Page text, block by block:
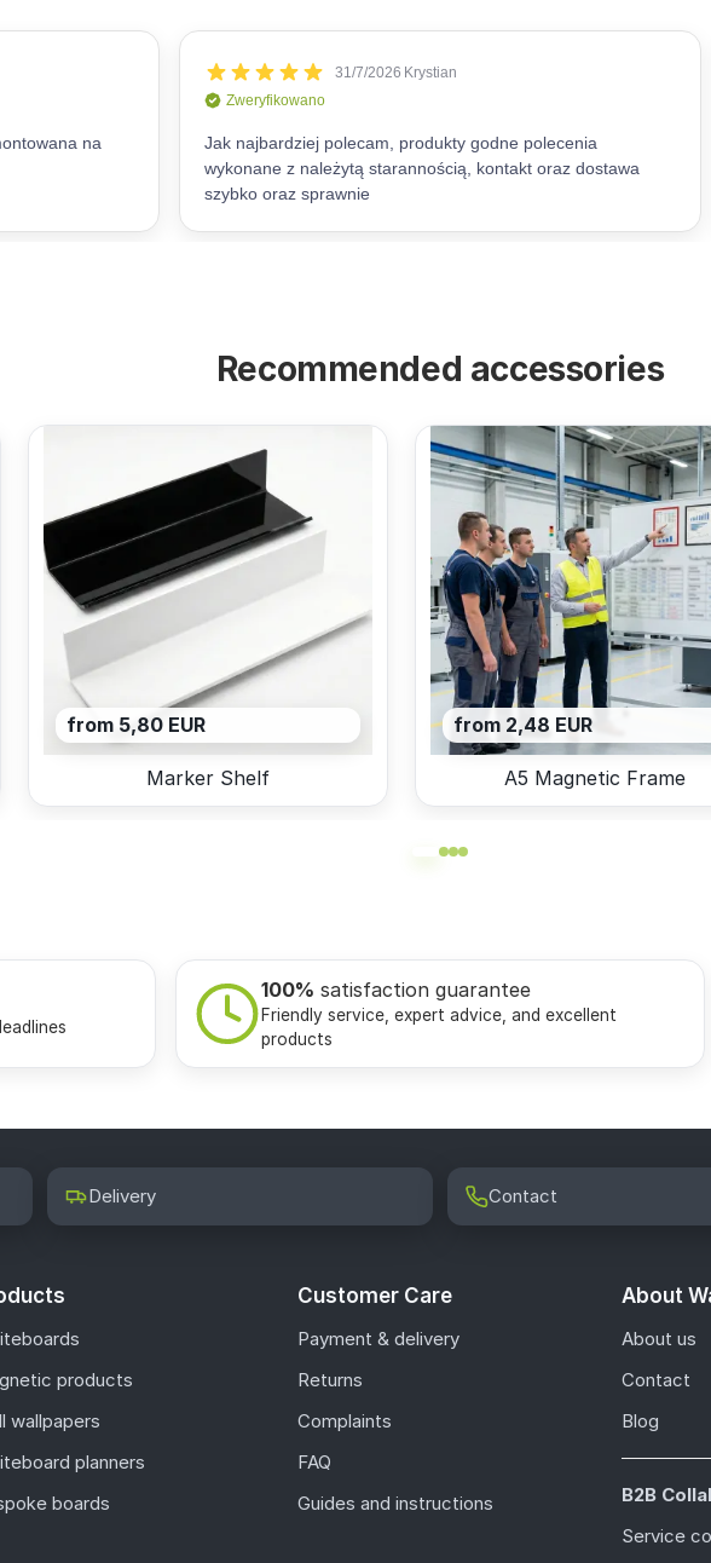
Recommended accessories
from 5,80 EUR
Marker Shelf
from 2,48 EUR
A5 Magnetic Frame
100% satisfaction guarantee
Friendly service, expert advice, and excellent
products
Delivery Contact
products
wallpapers
planners
boards
Customer Care
Payment & delivery
Returns
Complaints
FAQ
Guides and instructions
About
About us
Contact
Blog
B2B
Service